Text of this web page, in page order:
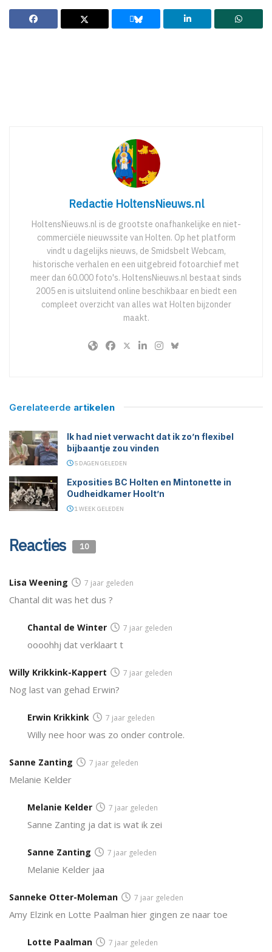
Redactie HoltensNieuws.nl
HoltensNieuws.nl is de grootste onafhankelijke en niet-
commerciële nieuwssite van Holten. Op het platform
vindt u dagelijks nieuws, de Smidsbelt Webcam,
historische verhalen en een uitgebreid fotoarchief met
meer dan 60.000 foto's. HoltensNieuws.nl bestaat sinds
2005 en is uitsluitend online beschikbaar en biedt een
compleet overzicht van alles wat Holten bijzonder
maakt.
Gerelateerde artikelen
Ik had niet verwacht dat ik zo’n flexibel
bijbaantje zou vinden
5 DAGEN GELEDEN
Exposities BC Holten en Mintonette in
Oudheidkamer Hoolt’n
1 WEEK GELEDEN
Reacties 10
Lisa Weening 7 jaar geleden
Chantal dit was het dus ?
Chantal de Winter 7 jaar geleden
oooohhj dat verklaart t
Willy Krikkink-Kappert 7 jaar geleden
Nog last van gehad Erwin?
Erwin Krikkink 7 jaar geleden
Willy nee hoor was zo onder controle.
Sanne Zanting 7 jaar geleden
Melanie Kelder
Melanie Kelder 7 jaar geleden
Sanne Zanting ja dat is wat ik zei
Sanne Zanting 7 jaar geleden
Melanie Kelder jaa
Sanneke Otter-Moleman 7 jaar geleden
Amy Elzink en Lotte Paalman hier gingen ze naar toe
Lotte Paalman 7 jaar geleden